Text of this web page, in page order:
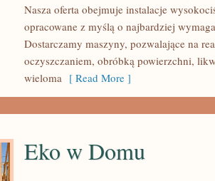
Nasza oferta obejmuje instalacje
opracowane z myślą o najbardziej
Dostarczamy maszyny, pozwalające na
oczyszczaniem, obróbką powierzchni,
wieloma [ Read More ]
Eko w Domu